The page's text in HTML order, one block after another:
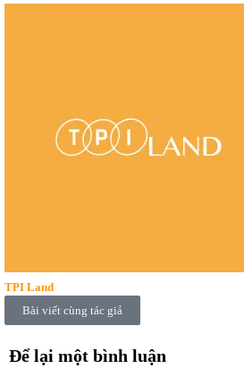
TPI Land
Bài viết cùng tác giả
Để lại một bình luận